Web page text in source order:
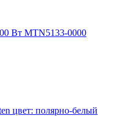
Вт MTN5133-0000
цвет: полярно-белый